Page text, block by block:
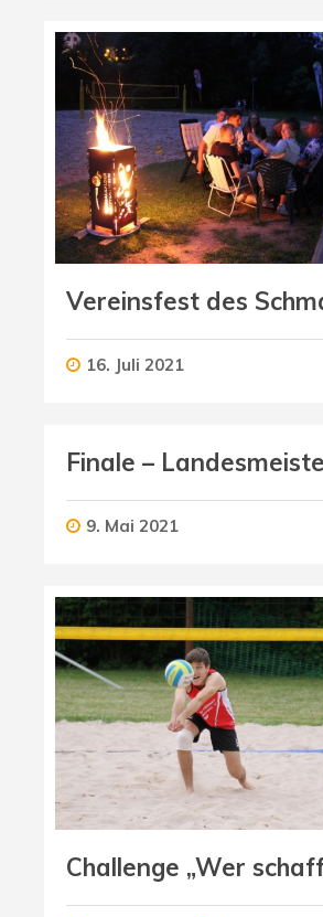
16. Juli 2021
9. Mai 2021